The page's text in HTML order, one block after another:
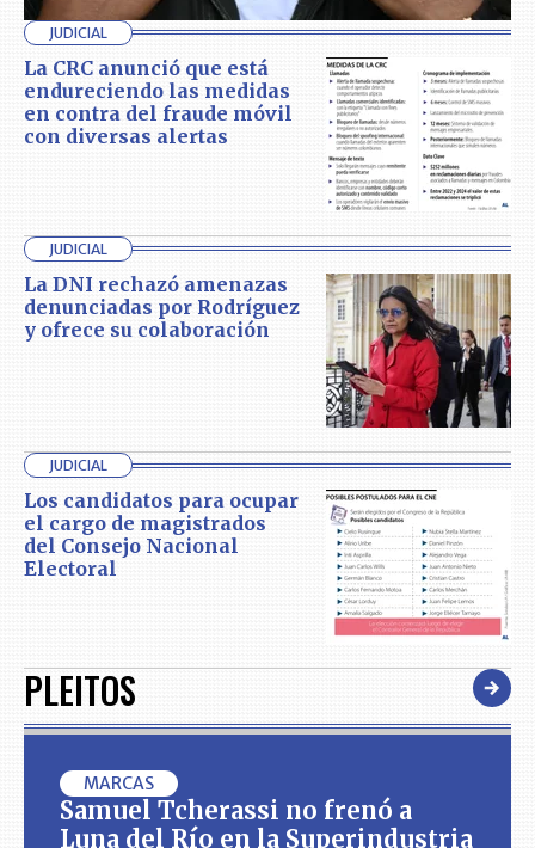
JUDICIAL
La CRC anunció que está
endureciendo las medidas
en contra del fraude móvil
con diversas alertas
JUDICIAL
La DNI rechazó amenazas
denunciadas por Rodríguez
y ofrece su colaboración
JUDICIAL
Los candidatos para ocupar
el cargo de magistrados
del Consejo Nacional
Electoral
PLEITOS
MARCAS
Samuel Tcherassi no frenó a
Luna del Río en la Superindustria